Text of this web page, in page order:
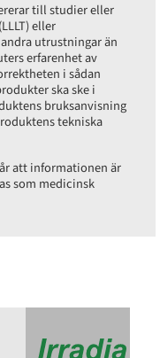
till studier eller
eller
utrustningar än
erfarenhet av
i sådan
ska ske i
bruksanvisning
tekniska
att informationen är
som medicinsk